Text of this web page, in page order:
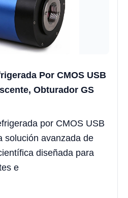
Por CMOS USB
Obturador GS
por CMOS USB
solución avanzada de
diseñada para
e